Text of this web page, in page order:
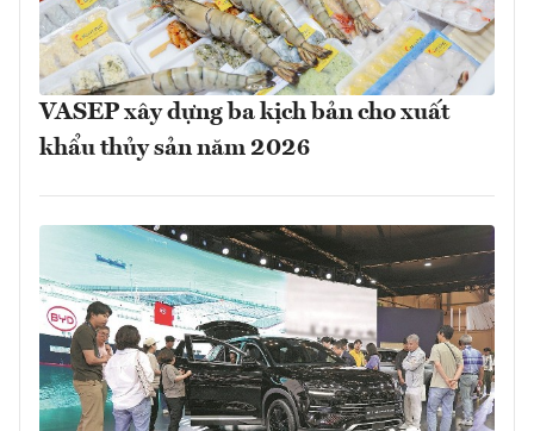
VASEP xây dựng ba kịch bản cho xuất
khẩu thủy sản năm 2026